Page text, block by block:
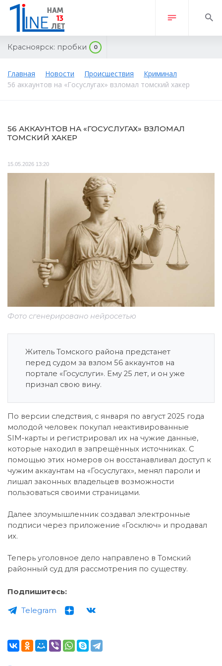
Красноярск: пробки 0
Главная Новости Происшествия
Криминал
56 аккаунтов на «Госуслугах» взломал томский хакер
56 АККАУНТОВ НА «ГОСУСЛУГАХ» ВЗЛОМАЛ
ТОМСКИЙ ХАКЕР
15.05.2026 13:20
Фото сгенерировано нейросетью
Житель Томского района предстанет
перед судом за взлом 56 аккаунтов на
портале «Госуслуги». Ему 25 лет, и он уже
признал свою вину.
По версии следствия, с января по август 2025 года
молодой человек покупал неактивированные
SIM‑карты и регистрировал их на чужие данные,
которые находил в запрещённых источниках. С
помощью этих номеров он восстанавливал доступ к
чужим аккаунтам на «Госуслугах», менял пароли и
лишал законных владельцев возможности
пользоваться своими страницами.
Далее злоумышленник создавал электронные
подписи через приложение «Госключ» и продавал
их.
Теперь уголовное дело направлено в Томский
районный суд для рассмотрения по существу.
Подпишитесь:
Telegram